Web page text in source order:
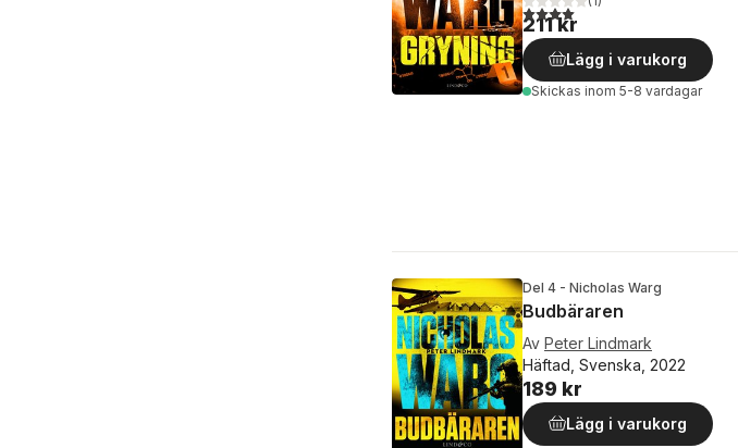
4,0utav 5 stjärnor. Totalt antal
211 kr
Lägg i varukorg
Skickas inom 5-8 vardagar
Del 4 - Nicholas Warg
Budbäraren
Av Peter Lindmark
Häftad, Svenska, 2022
189 kr
Lägg i varukorg